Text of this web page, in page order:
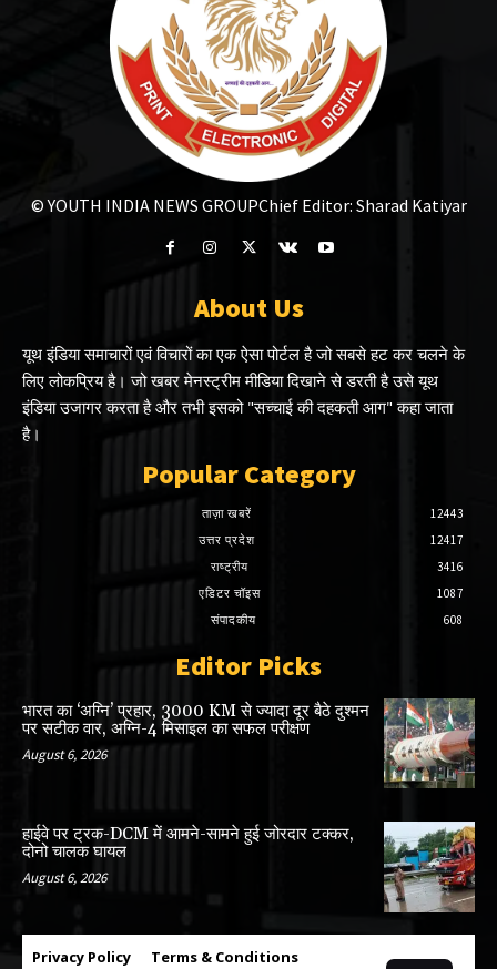
© YOUTH INDIA NEWS GROUPChief Editor: Sharad Katiyar
About Us
यूथ इंडिया समाचारों एवं विचारों का एक ऐसा पोर्टल है जो सबसे हट कर चलने के
लिए लोकप्रिय है। जो खबर मेनस्ट्रीम मीडिया दिखाने से डरती है उसे यूथ
इंडिया उजागर करता है और तभी इसको "सच्चाई की दहकती आग" कहा जाता
है।
Popular Category
ताज़ा खबरें
12443
उत्तर प्रदेश
12417
राष्ट्रीय
3416
एडिटर चॉइस
1087
संपादकीय
608
Editor Picks
भारत का ‘अग्नि’ प्रहार, 3000 KM से ज्यादा दूर बैठे दुश्मन
पर सटीक वार, अग्नि-4 मिसाइल का सफल परीक्षण
August 6, 2026
हाईवे पर ट्रक-DCM में आमने-सामने हुई जोरदार टक्कर,
दोनो चालक घायल
August 6, 2026
Privacy Policy Terms & Conditions